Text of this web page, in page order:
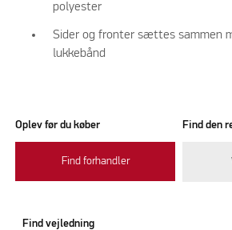
polyester
Sider og fronter sættes sammen
lukkebånd
Oplev før du køber
Find forhandler
Find den
Find vejledning